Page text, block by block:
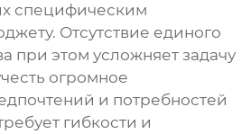
специфическим
Отсутствие единого
при этом усложняет задачу
огромное
и потребностей
гибкости и